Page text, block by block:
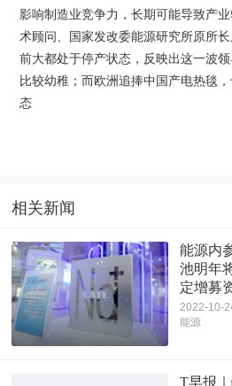
影响制造业竞争力，长期可能导致产
术顾问、国家发改委能源研究所原所
前大都处于停产状态，反映出这一波
比较幼稚；而欧洲追捧中国产电热毯
态
相关新闻
能源内
池明年
定增募
2022-10-
能源
T早报